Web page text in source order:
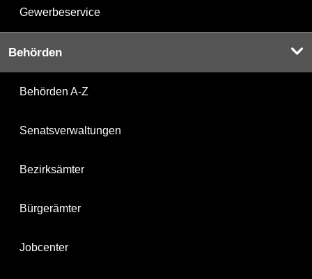
Gewerbeservice
Behörden
Behörden A-Z
Senatsverwaltungen
Bezirksämter
Bürgerämter
Jobcenter